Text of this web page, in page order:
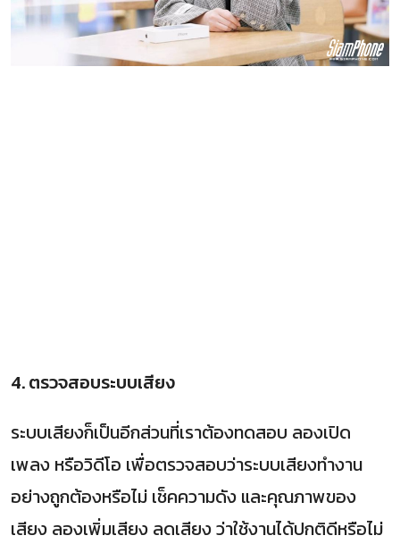
4. ตรวจสอบระบบเสียง
ระบบเสียงก็เป็นอีกส่วนที่เราต้องทดสอบ ลองเปิด
เพลง หรือวิดีโอ เพื่อตรวจสอบว่าระบบเสียงทำงาน
อย่างถูกต้องหรือไม่ เช็คความดัง และคุณภาพของ
เสียง ลองเพิ่มเสียง ลดเสียง ว่าใช้งานได้ปกติดีหรือไม่